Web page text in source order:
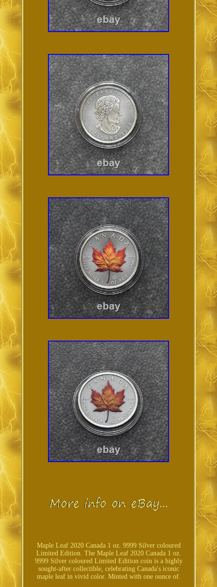
Maple Leaf 2020 Canada 1 oz. 9999 Silver coloured
Limited Edition. The Maple Leaf 2020 Canada 1 oz.
9999 Silver coloured Limited Edition coin is a highly
sought-after collectible, celebrating Canada's iconic
maple leaf in vivid color. Minted with one ounce of.